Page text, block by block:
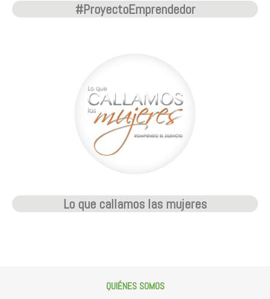
#ProyectoEmprendedor
Lo que callamos las mujeres
QUIÉNES SOMOS